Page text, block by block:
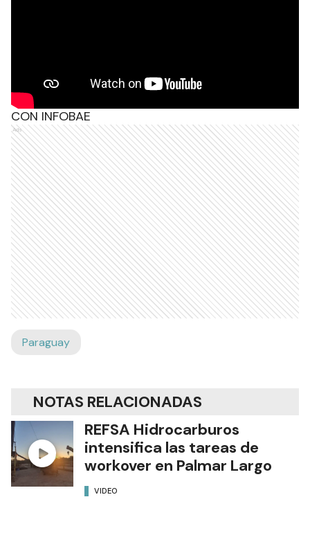
CON INFOBAE
Ads
Paraguay
NOTAS RELACIONADAS
REFSA Hidrocarburos
intensifica las tareas de
workover en Palmar Largo
VIDEO